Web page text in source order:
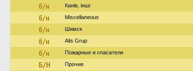
б/н Канів, інші
б/н Miscellaneous
б/н Шимск
б/н Alis Grup
б/н Пожарные и спасатели
Б/Н Прочие